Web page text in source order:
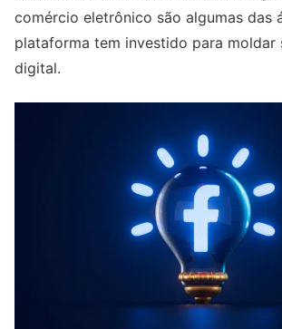
comércio eletrônico são algumas das
plataforma tem investido para moldar
digital.